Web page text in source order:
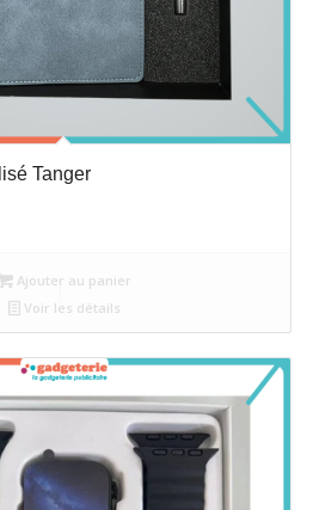
Tanger
Ajouter au panier
Voir les détails